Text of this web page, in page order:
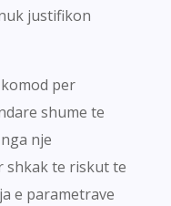
justifikon
per
shume te
nje
shkak te riskut te
e parametrave